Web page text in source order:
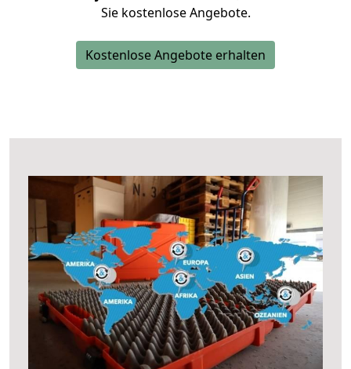
Sie kostenlose Angebote.
Kostenlose Angebote erhalten